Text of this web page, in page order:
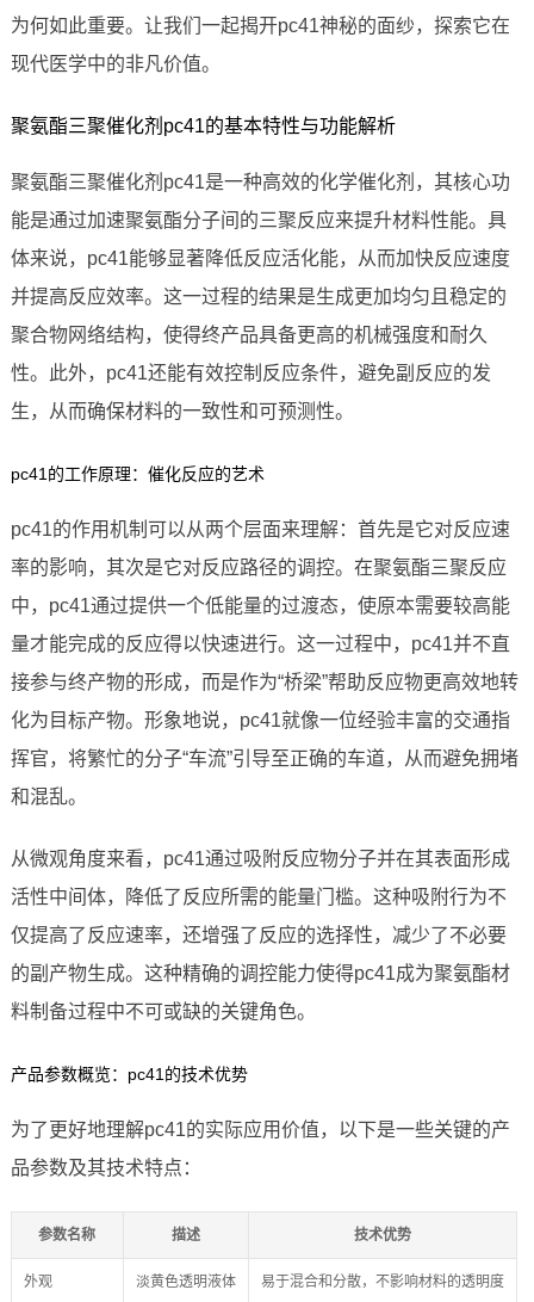
为何如此重要。让我们一起揭开pc41神秘的面纱，探索它在
现代医学中的非凡价值。
聚氨酯三聚催化剂pc41的基本特性与功能解析
聚氨酯三聚催化剂pc41是一种高效的化学催化剂，其核心功
能是通过加速聚氨酯分子间的三聚反应来提升材料性能。具
体来说，pc41能够显著降低反应活化能，从而加快反应速度
并提高反应效率。这一过程的结果是生成更加均匀且稳定的
聚合物网络结构，使得终产品具备更高的机械强度和耐久
性。此外，pc41还能有效控制反应条件，避免副反应的发
生，从而确保材料的一致性和可预测性。
pc41的工作原理：催化反应的艺术
pc41的作用机制可以从两个层面来理解：首先是它对反应速
率的影响，其次是它对反应路径的调控。在聚氨酯三聚反应
中，pc41通过提供一个低能量的过渡态，使原本需要较高能
量才能完成的反应得以快速进行。这一过程中，pc41并不直
接参与终产物的形成，而是作为“桥梁”帮助反应物更高效地转
化为目标产物。形象地说，pc41就像一位经验丰富的交通指
挥官，将繁忙的分子“车流”引导至正确的车道，从而避免拥堵
和混乱。
从微观角度来看，pc41通过吸附反应物分子并在其表面形成
活性中间体，降低了反应所需的能量门槛。这种吸附行为不
仅提高了反应速率，还增强了反应的选择性，减少了不必要
的副产物生成。这种精确的调控能力使得pc41成为聚氨酯材
料制备过程中不可或缺的关键角色。
产品参数概览：pc41的技术优势
为了更好地理解pc41的实际应用价值，以下是一些关键的产
品参数及其技术特点：
参数名称 描述 技术优势
外观 淡黄色透明液体 易于混合和分散，不影响材料的透明度